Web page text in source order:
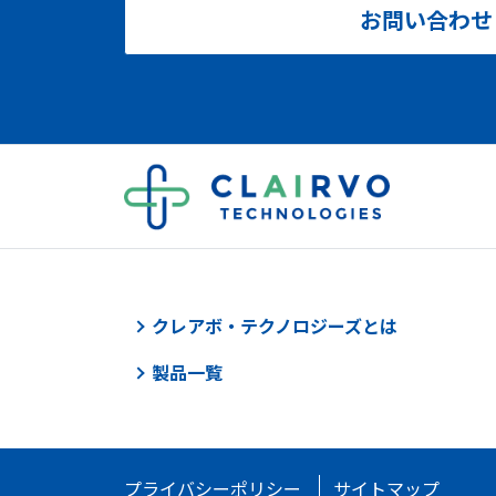
お問い合わせ
クレアボ・テクノロジーズとは
製品一覧
プライバシーポリシー サイトマップ